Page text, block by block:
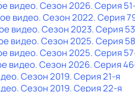
видео. Сезон 2026. Серия
видео. Сезон 2022. Серия
видео. Сезон 2023. Серия
видео. Сезон 2025. Серия
видео. Сезон 2025. Серия
видео. Сезон 2026. Серия
. Сезон 2019. Серия 21-я
. Сезон 2019. Серия 22-я